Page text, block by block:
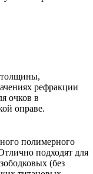
рефракции
очков в
оправе.
полимерного
подходят для
(без